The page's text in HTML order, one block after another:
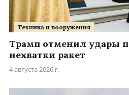
Техника и вооружения
Трамп отменил удары
нехватки ракет
4 августа 2026 г.